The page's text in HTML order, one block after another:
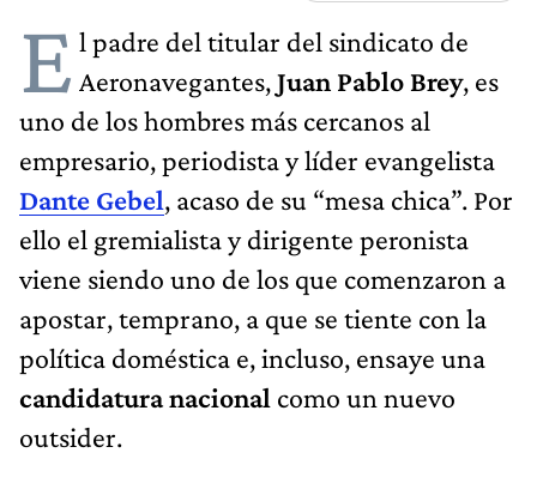
E l padre del titular del sindicato de
Aeronavegantes,Juan Pablo Brey, es
uno de los hombres más cercanos al
empresario, periodista y líder evangelista
Dante Gebel, acaso de su “mesa chica”. Por
ello el gremialista y dirigente peronista
viene siendo uno de los que comenzaron a
apostar, temprano, a que se tiente con la
política doméstica e, incluso, ensaye una
candidatura nacional como un nuevo
outsider.